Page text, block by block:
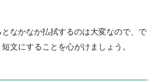
なかなか払拭するのは大変なので、で
文にすることを心がけましょう。